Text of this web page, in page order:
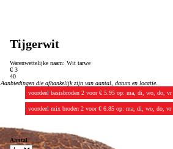
Tijgerwit
Warenwettelijke naam:Wit tarwe
€ 3
40
Aanbiedingen die afhankelijk zijn van aantal, datum en locatie.
voordeel basisbroden 2 voor € 5.95 op: ma, di, wo, do, vr
voordeel mix broden 2 voor € 6.85 op: ma, di, wo, do, vr
Aantal